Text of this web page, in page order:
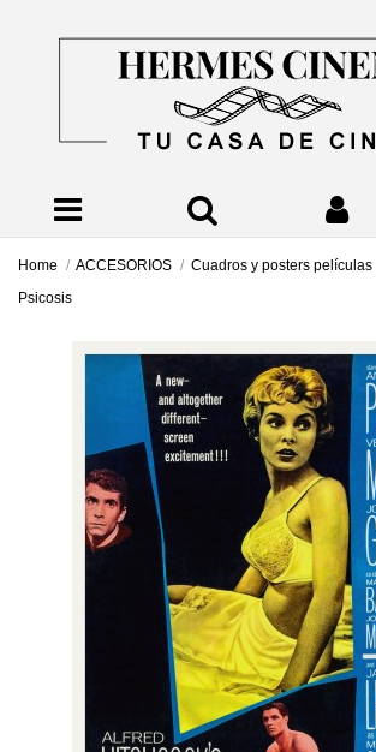
Home ACCESORIOS Cuadros y posters películas
Psicosis